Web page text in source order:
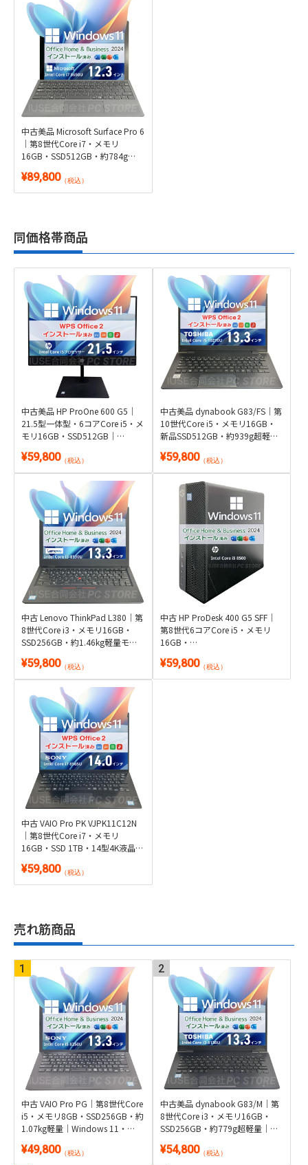
中古美品 Microsoft Surface Pro 6
｜第8世代Core i7・メモリ
16GB・SSD512GB・約784g
バー付属｜Windows 11 Pro・
Microsoft Office 2024付き・タブ
¥89,800（税込）
同価格帯商品
中古美品 HP ProOne 600 G5｜
21.5型一体型・6コアCore i5・メ
モリ16GB・SSD512GB｜
¥59,800（税込）
中古美品 dynabook G83/FS｜第
10世代Core i5・メモリ16GB・
新品SSD512GB・約939g超軽量
WPS Office 2付き
¥59,800（税込）
中古 Lenovo ThinkPad L380｜第
8世代Core i3・メモリ16GB・
SSD256GB・約1.46kg軽量モバ
Office 2024付き
¥59,800（税込）
中古 HP ProDesk 400 G5 SFF｜
第8世代6コアCore i5・メモリ
16GB・
載｜Windows 11・Microsoft
Office 2024付き
¥59,800（税込）
中古 VAIO Pro PK VJPK11C12N
｜第8世代Core i7・メモリ
16GB・SSD 1TB・14型4K液晶・
Office 2付き
¥59,800（税込）
売れ筋商品
中古 VAIO Pro PG｜第8世代Core
i5・メモリ8GB・SSD256GB・約
1.07kg軽量｜Windows 11・
¥49,800（税込）
中古美品 dynabook G83/M｜第
8世代Core i3・メモリ16GB・
SSD256GB・約779g超軽量｜
2024付き
¥54,800（税込）